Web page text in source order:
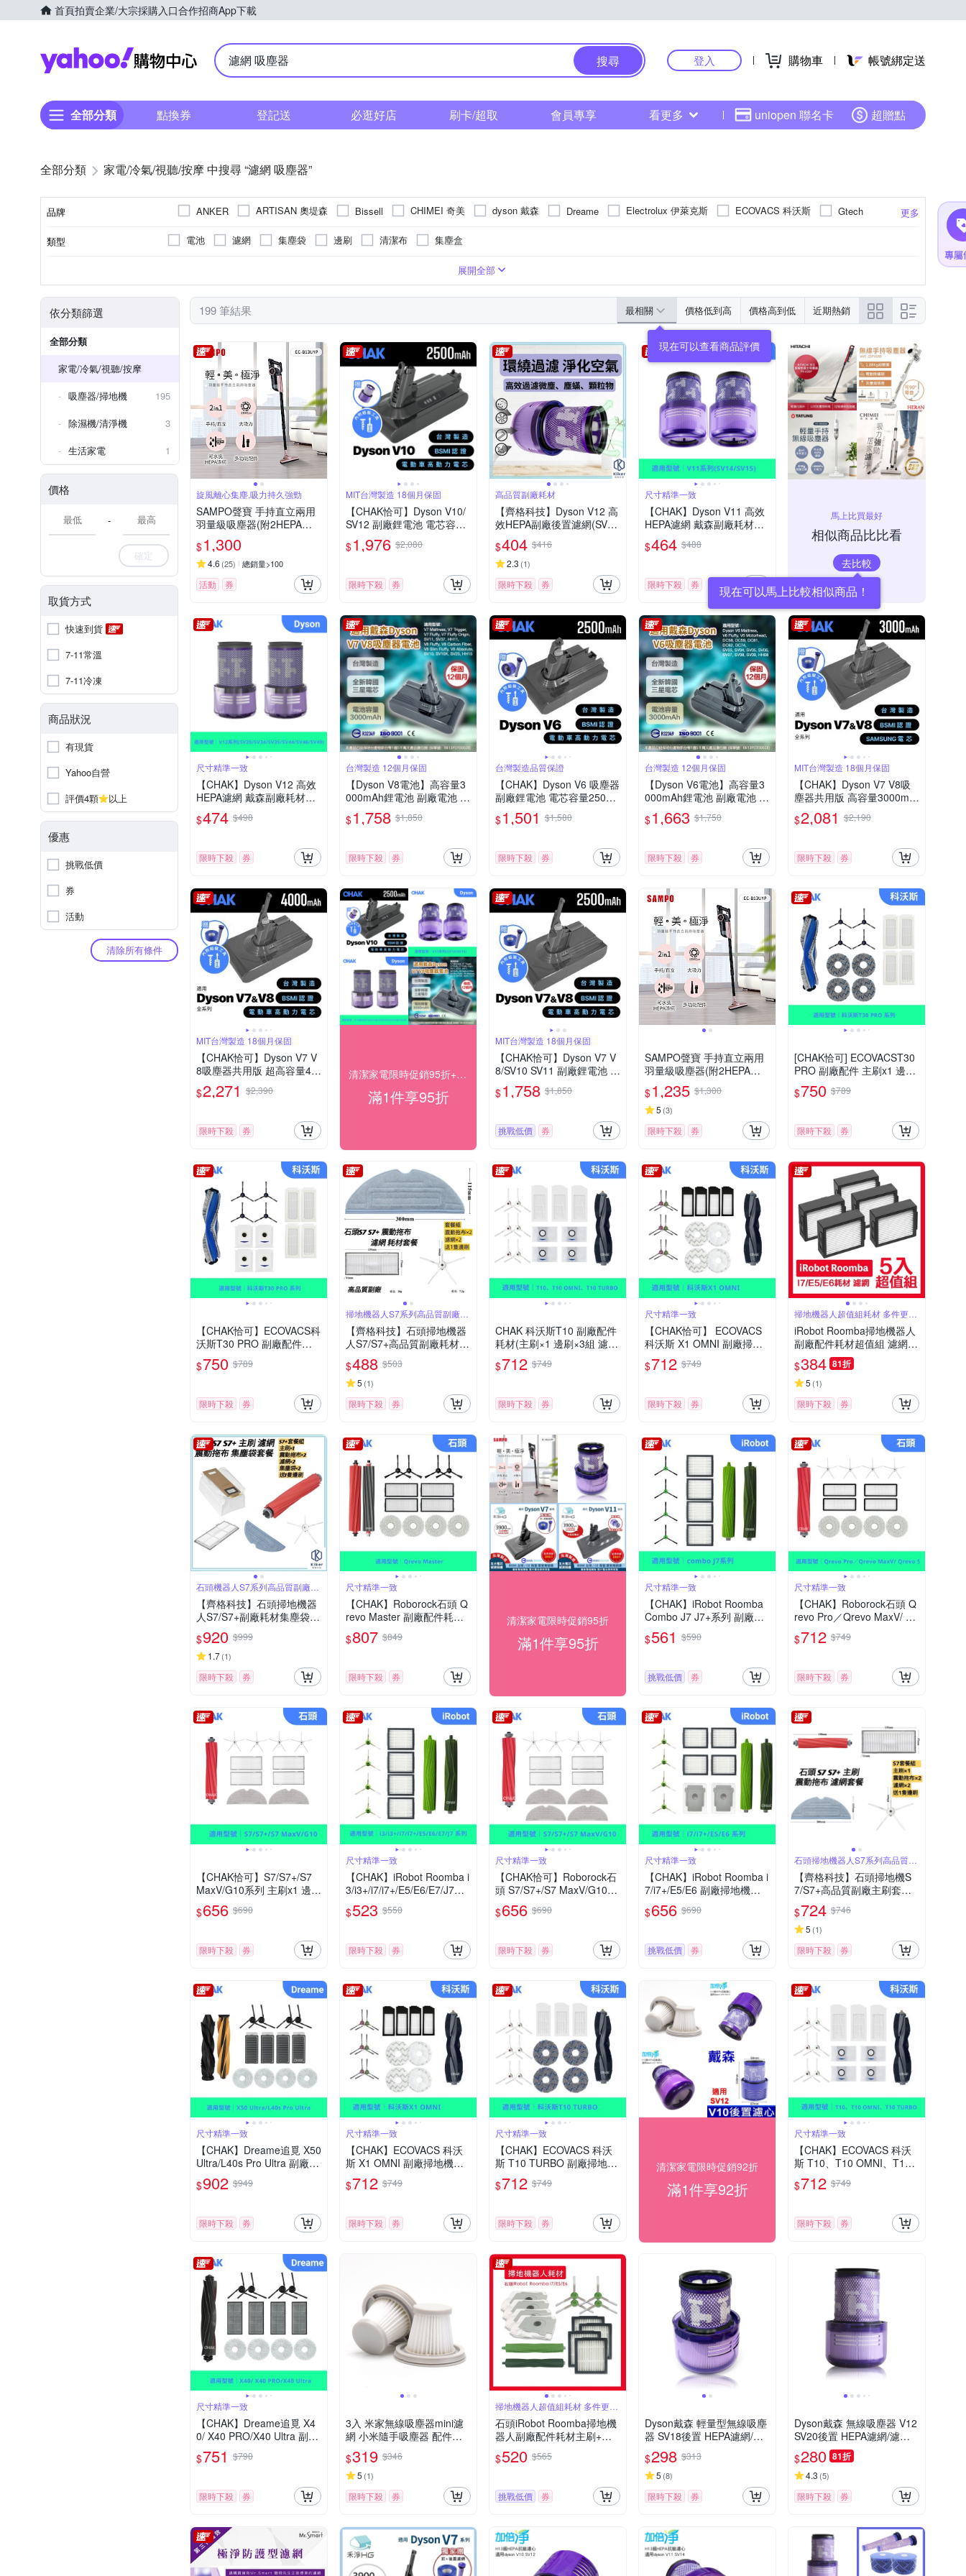
首頁拍賣企業/大宗採購入口合作招商App下載
Yahoo購物中心
搜尋 登入 購物車 帳號綁定送
全部分類 點換券 登記送 必逛好店 刷卡/超取 會員專享 看更多 uniopen 聯名卡 超贈點
全部分類 家電/冷氣/視聽/按摩 中搜尋 “濾網 吸塵器”
品牌 更多
ANKER ARTISAN 奧堤森 Bissell CHIMEI 奇美 dyson 戴森 Dreame Electrolux 伊萊克斯 ECOVACS 科沃斯
Gtech
HITACHI 日立
HG 禾淨家用 HOTO HYD
其他品牌
類型 電池 濾網 集塵袋 邊刷 清潔布 集塵盒
展開全部
依分類篩選
全部分類
家電/冷氣/視聽/按摩
吸塵器/掃地機
195
除濕機/清淨機
3
生活家電
1
價格
-
確定
取貨方式
快速到貨
7-11常溫
7-11冷凍
商品狀況
有現貨
Yahoo自營
評價4顆
以上
優惠
挑戰低價
券
活動
清除所有條件
199 筆結果 最相關 價格低到高 價格高到低 近期熱銷
旋風離心集塵,吸力持久強勁
SAMPO聲寶 手持直立兩用
羽量級吸塵器(附2HEPA濾
網) EC-B13UYP
$1,300
4.6 (25) 總銷量>100
活動 券
MIT台灣製造 18個月保固
【CHAK恰可】Dyson V10/
SV12 副廠鋰電池 電芯容量
2500mAh 台灣製造 附濾網
組及組裝工具(Dyson 副廠
$1,976 $2,080
限時下殺 券
高品質副廠耗材
【齊格科技】Dyson V12 高
效HEPA副廠後置濾網(SV2
$404 $416
2.3 (1)
限時下殺 券
尺寸精準一致
【CHAK】Dyson V11 高效
HEPA濾網 戴森副廠耗材配
件(適用SV14/SV15機型 2入
組)
$464 $488
限時下殺 券
馬上比買最好
相似商品比比看
去比較
尺寸精準一致
【CHAK】Dyson V12 高效
HEPA濾網 戴森副廠耗材配
件(適用SV20/SV34/SV35/S
V44/SV46/SV49機型 2入組)
$474 $498
限時下殺 券
台灣製造 12個月保固
【Dyson V8電池】高容量3
000mAh鋰電池 副廠電池 吸
塵器配件(加贈前後濾網組)
$1,758 $1,850
限時下殺 券
台灣製造品質保證
【CHAK】Dyson V6 吸塵器
副廠鋰電池 電芯容量2500m
Ah 型號DC6225(台灣製造
附濾網組及組裝工具)
$1,501 $1,580
限時下殺 券
台灣製造 12個月保固
【Dyson V6電池】高容量3
000mAh鋰電池 副廠電池 吸
塵器配件(加贈前後濾網組)
$1,663 $1,750
限時下殺 券
MIT台灣製造 18個月保固
【CHAK】Dyson V7 V8吸
塵器共用版 高容量3000mA
h鋰電池 DC8230 加贈濾網
組(Dyson 副廠電池 戴森配
$2,081 $2,190
限時下殺 券
MIT台灣製造 18個月保固
【CHAK恰可】Dyson V7 V
8吸塵器共用版 超高容量40
00mAh鋰電池 DC8240 加
贈濾網組(Dyson 副廠電池
$2,271 $2,390
限時下殺 券
清潔家電限時促銷95折+快速到貨
滿1件享95折
MIT台灣製造 18個月保固
【CHAK恰可】Dyson V7 V
8/SV10 SV11 副廠鋰電池 電
芯容量2500mAh 附濾網組
及組裝工具(Dyson 副廠電
$1,758 $1,850
挑戰低價 券
SAMPO聲寶 手持直立兩用
羽量級吸塵器(附2HEPA濾
網) EC-B13UYP
$1,235 $1,300
5 (3)
限時下殺 券
[CHAK恰可] ECOVACST30
PRO 副廠配件 主刷x1 邊刷
x4 濾網x4 拖布x4
$750 $789
限時下殺 券
【CHAK恰可】ECOVACS科
沃斯T30 PRO 副廠配件主
刷×1 邊刷×4 濾網×4 集塵袋
x4
$750 $789
限時下殺 券
掃地機器人S7系列高品質副廠耗
材配件組
【齊格科技】石頭掃地機器
人S7/S7+高品質副廠耗材配
件組(2片拖布+2個濾網+送1
隻邊刷)
$488 $503
5 (1)
限時下殺 券
CHAK 科沃斯T10 副廠配件
耗材(主刷×1 邊刷×3組 濾網
×3 集塵袋x4)
$712 $749
限時下殺 券
尺寸精準一致
【CHAK恰可】 ECOVACS
科沃斯 X1 OMNI 副廠掃地
機配件超值組 (主刷×1 邊刷
×3 濾網×4 拖布×2)
$712 $749
限時下殺 券
掃地機器人超值組耗材 多件更划
算
iRobot Roomba掃地機器人
副廠配件耗材超值組 濾網 5
入
$384 81折
5 (1)
限時下殺 券
石頭機器人S7系列高品質副廠集
塵袋耗材組
【齊格科技】石頭掃地機器
人S7/S7+副廠耗材集塵袋套
餐耗材配件組(1個主刷+2個
集塵袋+2片拖布+2個濾網
+送1隻邊刷)
$920 $999
1.7(1)
限時下殺 券
尺寸精準一致
【CHAK】Roborock石頭 Q
revo Master 副廠配件耗材
超值組(主刷x1 邊刷x4 濾網
x4 拖布x4)
$807 $849
限時下殺 券
清潔家電限時促銷95折
滿1件享95折
尺寸精準一致
【CHAK】iRobot Roomba
Combo J7 J7+系列 副廠掃
地機器人配件耗材超值組(主
刷x1 邊刷x4 濾網x4)
$561 $590
挑戰低價 券
尺寸精準一致
【CHAK】Roborock石頭 Q
revo Pro／Qrevo MaxV/ Qr
evo S 副廠配件耗材超值組
(主刷x1 邊刷x4 濾網x4 拖布
$712 $749
限時下殺 券
【CHAK恰可】S7/S7+/S7
MaxV/G10系列 主刷x1 邊刷
x4 濾網x4 灰色拖布x2
$656 $690
限時下殺 券
尺寸精準一致
【CHAK】iRobot Roomba i
3/i3+/i7/i7+/E5/E6/E7/J7系
列 副廠配件耗材超值組(主
刷x1組 邊刷x4 濾網x4)
$523 $550
限時下殺 券
尺寸精準一致
【CHAK恰可】Roborock石
頭 S7/S7+/S7 MaxV/G10系
列 副廠配件耗材超值組(主
刷x1 邊刷x4 濾網x4 拖布x
$656 $690
限時下殺 券
尺寸精準一致
【CHAK】iRobot Roomba i
7/i7+/E5/E6 副廠掃地機器
人配件耗材超值組(主刷x1
邊刷x4 濾網x4 集塵袋x2)
$656 $690
挑戰低價 券
石頭掃地機器人S7系列高品質副
廠主刷套餐
【齊格科技】石頭掃地機S
7/S7+高品質副廠主刷套餐
耗材配件組(1個主刷+2片震
動拖布+2個濾網+送1隻邊
刷)
$724 $746
5 (1)
限時下殺 券
尺寸精準一致
【CHAK】Dreame追覓 X50
Ultra/L40s Pro Ultra 副廠掃
拖機配件超值組(主刷x1 邊
刷x4 濾網x4 拖布x4)
$902 $949
限時下殺 券
尺寸精準一致
【CHAK】ECOVACS 科沃
斯 X1 OMNI 副廠掃地機配
件耗材超值組(主刷×1 邊刷×
3組 濾網×4 拖布×2組)
$712 $749
限時下殺 券
尺寸精準一致
【CHAK】ECOVACS 科沃
斯 T10 TURBO 副廠掃地機
配件耗材超值組(主刷×1 邊
刷×3組 濾網×3 圓拖布x2組)
$712 $749
限時下殺 券
清潔家電限時促銷92折
滿1件享92折
尺寸精準一致
【CHAK】ECOVACS 科沃
斯 T10、T10 OMNI、T10
TURBO 副廠配件耗材(主刷
×1 邊刷×3組 濾網×3 集塵袋
$712 $749
限時下殺 券
尺寸精準一致
【CHAK】Dreame追覓 X4
0/ X40 PRO/X40 Ultra 副廠
掃拖機配件超值組(主刷x1
濾網x4 邊刷x4 拖布x4)
$751 $790
限時下殺 券
3入 米家無線吸塵器mini濾
網 小米隨手吸塵器 配件濾
芯/過濾網 可水洗HEPA (副
廠)
$319 $346
5 (1)
限時下殺 券
掃地機器人超值組耗材 多件更划
算
石頭iRobot Roomba掃地機
器人副廠配件耗材主刷+邊
刷+濾網+集塵袋
$520 $565
挑戰低價 券
Dyson戴森 輕量型無線吸塵
器 SV18後置 HEPA濾網/濾
芯(副廠) 適用Digital Slim Fl
uffy Extra
$298 $313
5 (8)
限時下殺 券
Dyson戴森 無線吸塵器 V12
SV20後置 HEPA濾網/濾芯
(副廠) 適用V12 Detect Slim
全系列
$280 81折
4.3 (5)
限時下殺 券